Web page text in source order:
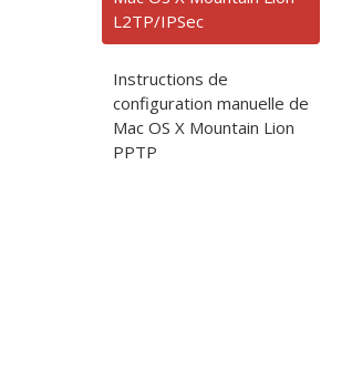
L2TP/IPSec
Instructions de
configuration manuelle de
Mac OS X Mountain Lion
PPTP